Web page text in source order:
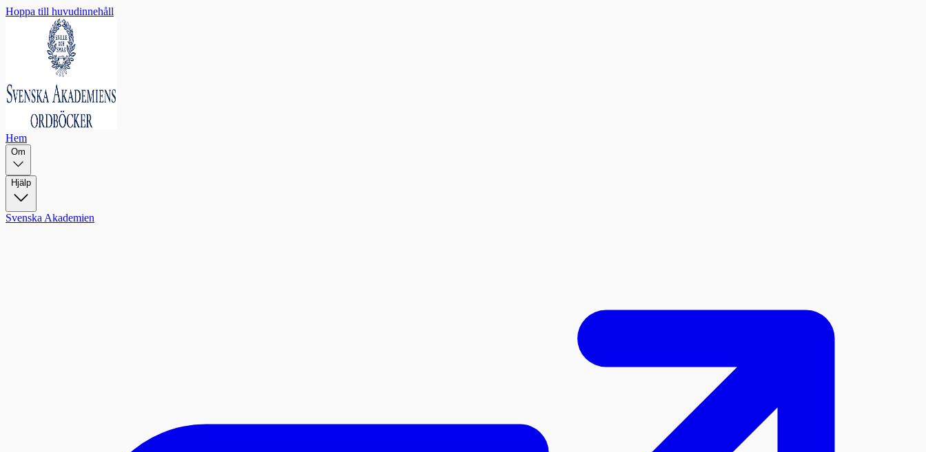
Hoppa till huvudinnehåll
Hem
Om
Hjälp
Svenska Akademien